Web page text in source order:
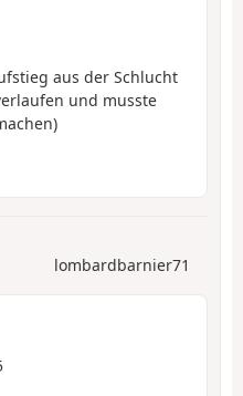
aus der Schlucht
und musste
lombardbarnier71